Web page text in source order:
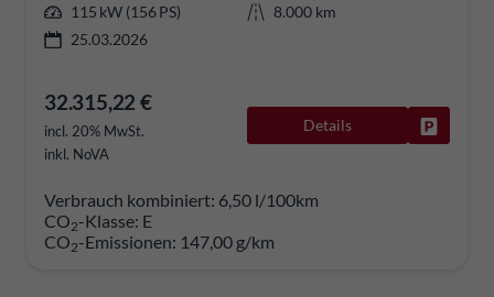
115 kW (156 PS)
8.000 km
25.03.2026
32.315,22 €
incl. 20% MwSt.
inkl. NoVA
Details
Verbrauch kombiniert: 6,50 l/100km
CO2-Klasse: E
CO2-Emissionen: 147,00 g/km